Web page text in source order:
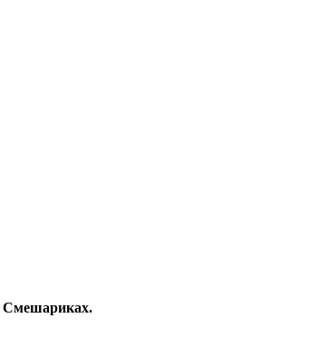
Смешариках.